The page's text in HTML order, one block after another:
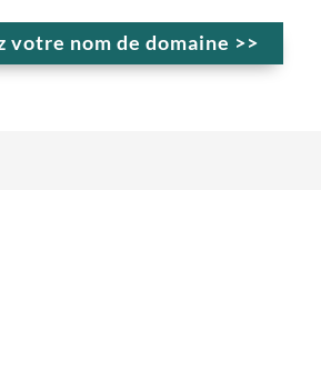
votre nom de domaine >>